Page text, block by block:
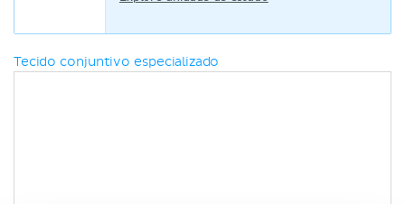
Tecido conjuntivo especializado